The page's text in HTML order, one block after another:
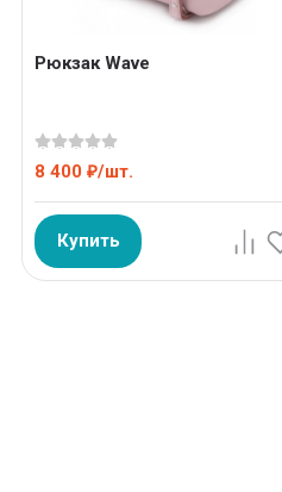
Рюкзак Wave
8 400 ₽/шт.
Купить